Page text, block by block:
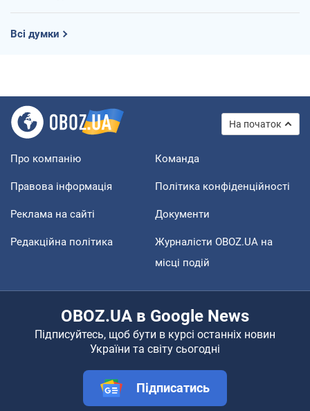
Всі думки
На початок
Про компанію Команда
Правова інформація Політика конфіденційності
Реклама на сайті Документи
Редакційна політика
Журналісти OBOZ.UA на
місці подій
OBOZ.UA в Google News
Підписуйтесь, щоб бути в курсі останніх новин
України та світу сьогодні
Підписатись